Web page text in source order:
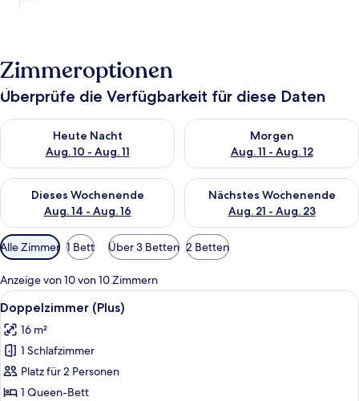
Zimmeroptionen
Überprüfe die Verfügbarkeit für diese Daten
Heute Nacht
Aug. 10 - Aug. 11
Überprüfe die Verfügbarkeit für heute Nacht, Aug. 10 - Aug.
Morgen
Aug. 11 - Aug. 12
Überprüfe die Verfügbarkeit
Dieses Wochenende
Aug. 14 - Aug. 16
Überprüfe die Verfügbarkeit für dieses Wochenende, Aug. 14
Nächstes Wochenende
Aug. 21 - Aug. 23
Überprüfe die Verfügbarkeit
Verfügbare
Filter
für
Zimmer
Alle Zimmer 1 Bett Über 3 Betten 2 Betten
Anzeige von 10 von 10 Zimmern
Alle
Fotos
für
Doppelzimmer
(Plus)
anzeigen
Ein Hotelzimmer mit Bett, Sessel,
4
Doppelzimmer (Plus)
16 m²
1 Schlafzimmer
Platz für 2 Personen
1 Queen-Bett